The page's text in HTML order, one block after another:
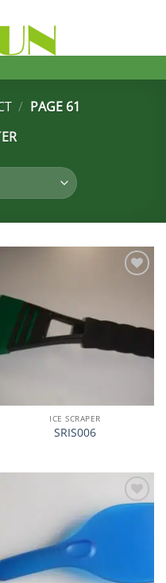
/ PAGE 61
ICE SCRAPER
SRIS006